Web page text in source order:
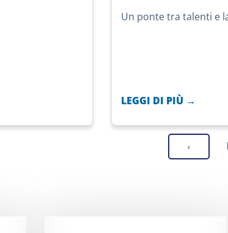
Un ponte tra talenti e
LEGGI DI PIÙ →
Pagina
precedente
‹